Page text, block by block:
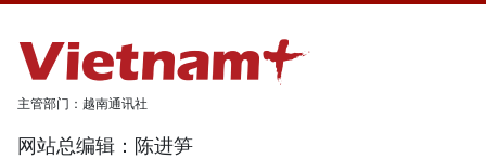
主管部门：越南通讯社
网站总编辑：陈进笋